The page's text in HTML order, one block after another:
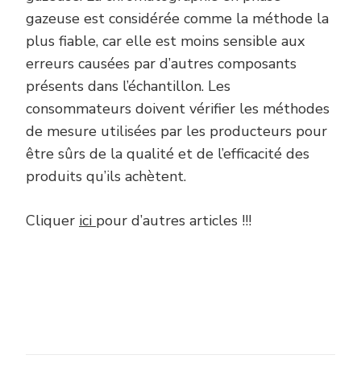
gazeuse est considérée comme la méthode la
plus fiable, car elle est moins sensible aux
erreurs causées par d’autres composants
présents dans l’échantillon. Les
consommateurs doivent vérifier les méthodes
de mesure utilisées par les producteurs pour
être sûrs de la qualité et de l’efficacité des
produits qu’ils achètent.
Cliquer ici pour d’autres articles !!!